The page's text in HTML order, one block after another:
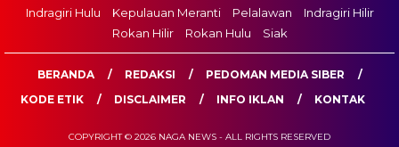
Indragiri Hulu
Kepulauan Meranti Pelalawan
Indragiri Hilir
Rokan Hilir
Rokan Hulu Siak
BERANDA REDAKSI
PEDOMAN MEDIA SIBER
KODE ETIK
DISCLAIMER INFO IKLAN KONTAK
COPYRIGHT © 2026 NAGA NEWS - ALL RIGHTS RESERVED